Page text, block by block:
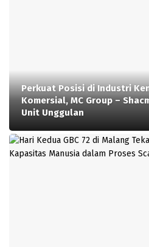
Perkuat Posisi di Industri
Komersial, MC Group –
Unit Unggulan